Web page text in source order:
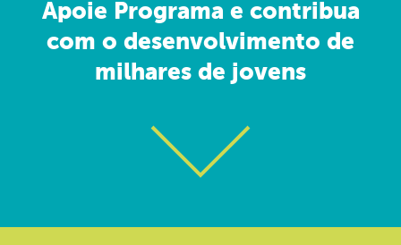
Apoie Programa e contribua
com o desenvolvimento de
milhares de jovens